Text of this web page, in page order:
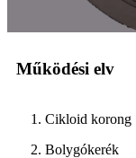
Működési elv
1. Cikloid korong
2. Bolygókerék